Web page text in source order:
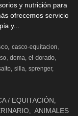
y nutrición para
ofrecemos servicio
y...
casco-equitacion
doma el-dorado
silla sprenger
/ EQUITACIÓN
ANIMALES